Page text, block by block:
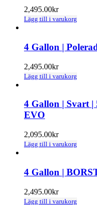
2,495.00kr
Lägg till i varukorg
4 Gallon |
2,495.00kr
Lägg till i varukorg
4 Gallon | Svart |
EVO
2,095.00kr
Lägg till i varukorg
4 Gallon |
2,495.00kr
Lägg till i varukorg